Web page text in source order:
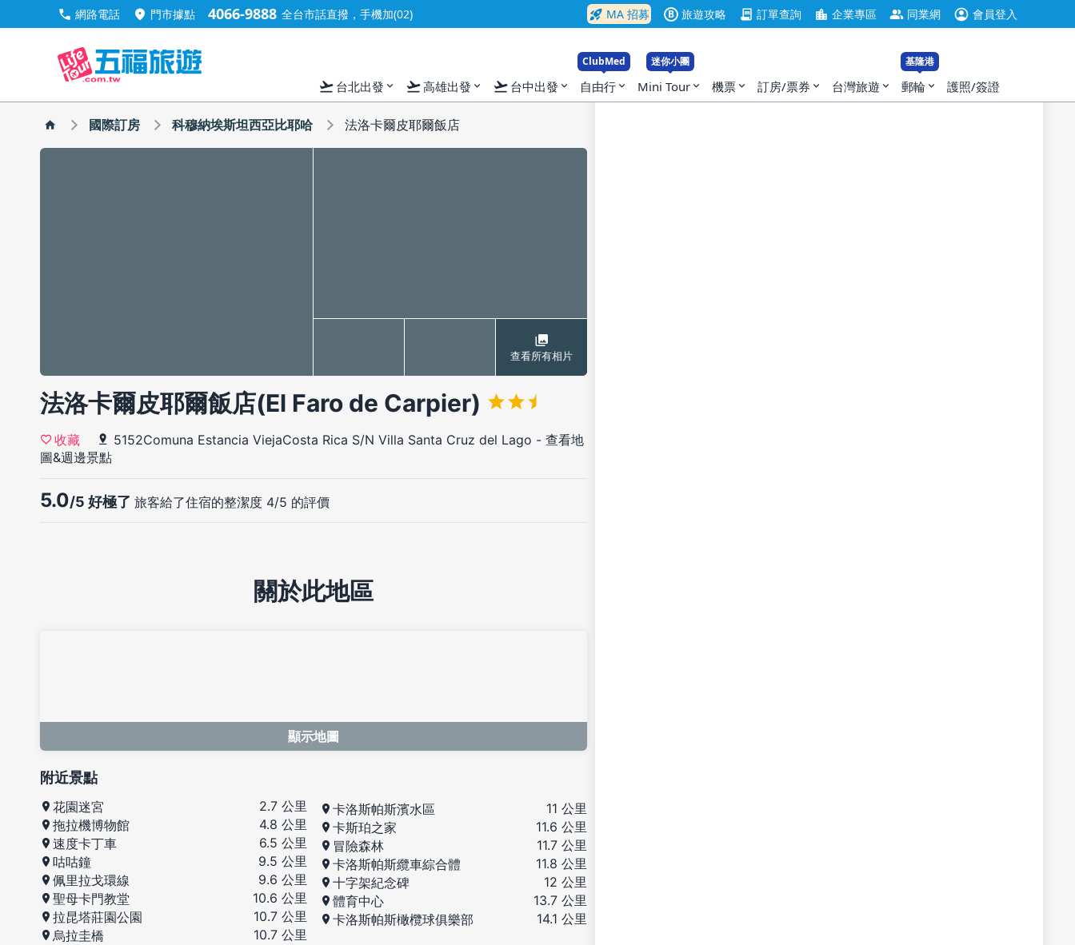
call 網路電話 location_on 門市據點 4066-9888 全台市話直撥，手機加(02) rocket_launch MA 招募 B 旅遊攻略 contract 訂單查詢 location_city 企業專區 group 同業網 account_circle 會員登入
flight_takeoff 台北出發 expand_more flight_takeoff高雄出發 expand_more flight_takeoff 台中出發 expand_more
ClubMed
自由行 expand_more
迷你小團
Mini Tour expand_more 機票 expand_more 訂房/票券 expand_more 台灣旅遊 expand_more
基隆港
郵輪 expand_more 護照/簽證
國際訂房 科穆納埃斯坦西亞比耶哈 法洛卡爾皮耶爾飯店
查看所有相片
法洛卡爾皮耶爾飯店(El Faro de Carpier)
收藏 5152Comuna Estancia ViejaCosta Rica S/N Villa Santa Cruz del Lago - 查看地
圖&週邊景點
5.0/5 好極了 旅客給了住宿的整潔度 4/5 的評價
關於此地區
顯示地圖
附近景點
花園迷宮
2.7 公里
拖拉機博物館
4.8 公里
速度卡丁車
6.5 公里
咕咕鐘
9.5 公里
佩里拉戈環線
9.6 公里
聖母卡門教堂
10.6 公里
拉昆塔莊園公園
10.7 公里
烏拉圭橋
10.7 公里
卡洛斯帕斯濱水區
11 公里
卡斯珀之家
11.6 公里
冒險森林
11.7 公里
卡洛斯帕斯纜車綜合體
11.8 公里
十字架紀念碑
12 公里
體育中心
13.7 公里
卡洛斯帕斯橄欖球俱樂部
14.1 公里